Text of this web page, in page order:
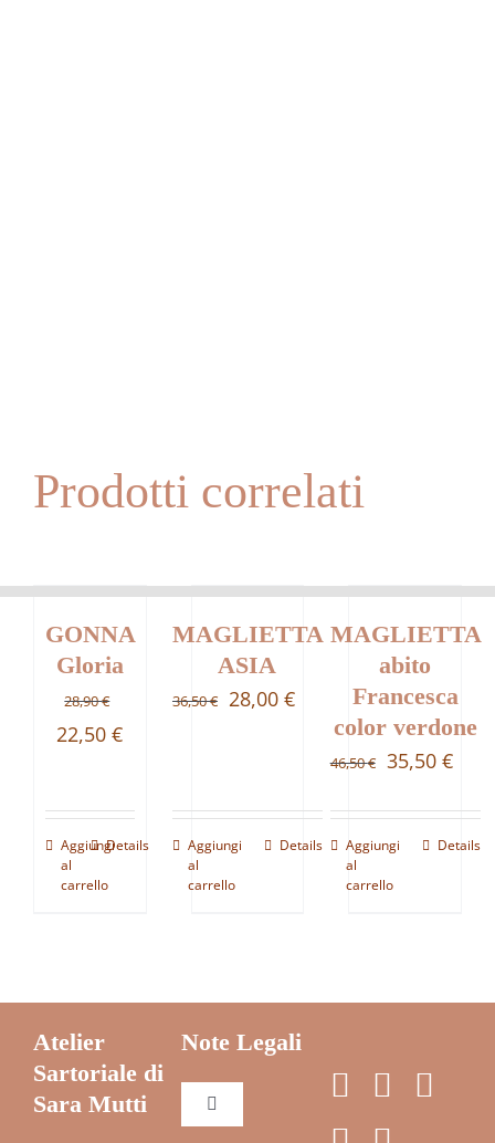
Prodotti correlati
GONNA
Gloria
28,90€
Il
originale
era:
28,90 €.
22,50€Il
attuale
è:
22,50 €.
Aggiungi
al
carrello
Details
MAGLIETTA
ASIA
36,50€
Il
era:
36,50 €.
28,00 €Il
prezzo
attuale
è:
28,00 €.
Aggiungi
al
carrello
Details
MAGLIETTA
abito
Francesca
color verdone
46,50€ Il
35,50 €Il
Aggiungi
al
carrello
Details
Atelier
Sartoriale di
Sara Mutti
Note Legali
Toggle